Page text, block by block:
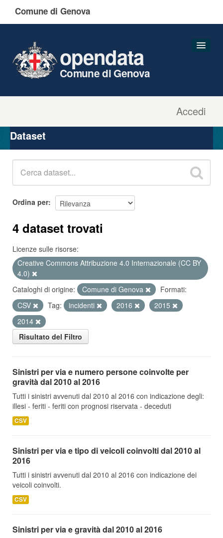
Comune di Genova
Accedi
opendata
Comune di Genova
Organizzazioni
Gruppi
Dataset
Ordina per
4 dataset trovati
Licenze sulle risorse:
Creative Commons Attribuzione 4.0 Internazionale (CC BY
4.0)
Cataloghi di origine:
Comune di Genova
Formati:
CSV
Tag: incidenti 2016
2015
2014
Risultato del Filtro
Sinistri per via e numero persone coinvolte per
gravità dal 2010 al 2016
Tutti i sinistri avvenuti dal 2010 al 2016 con indicazione degli:
illesi - feriti - feriti con prognosi riservata - deceduti
CSV
Sinistri per via e tipo di veicoli coinvolti dal 2010 al
2016
Tutti i sinistri avvenuti dal 2010 al 2016 con indicazione dei
veicoli coinvolti.
CSV
Sinistri per via e gravità dal 2010 al 2016